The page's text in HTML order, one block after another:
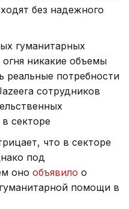
без надежного
гуманитарных
никакие объемы
реальные потребности
сотрудников
секторе
что в секторе
под
оно объявило о
помощи в